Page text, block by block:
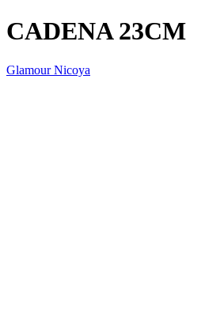
CADENA 23CM
Glamour Nicoya